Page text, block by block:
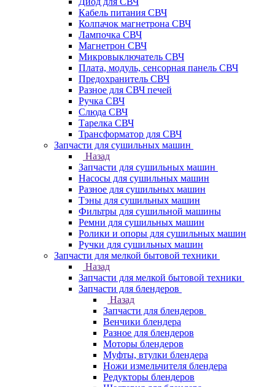
Кабель питания СВЧ
Колпачок магнетрона СВЧ
Лампочка СВЧ
Магнетрон СВЧ
Микровыключатель СВЧ
Плата, модуль, сенсорная панель СВЧ
Предохранитель СВЧ
Разное для СВЧ печей
Ручка СВЧ
Слюда СВЧ
Тарелка СВЧ
Трансформатор для СВЧ
Запчасти для сушильных машин
Назад
Запчасти для сушильных машин
Насосы для сушильных машин
Разное для сушильных машин
Тэны для сушильных машин
Фильтры для сушильной машины
Ремни для сушильных машин
Ролики и опоры для сушильных машин
Ручки для сушильных машин
Запчасти для мелкой бытовой техники
Назад
Запчасти для мелкой бытовой техники
Запчасти для блендеров
Назад
Запчасти для блендеров
Венчики блендера
Разное для блендеров
Моторы блендеров
Муфты, втулки блендера
Ножи измельчителя блендера
Редукторы блендеров